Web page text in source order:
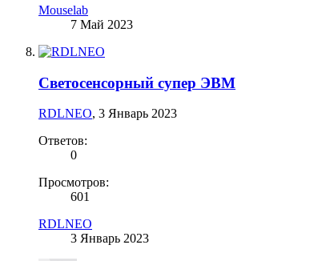
Mouselab
7 Май 2023
Светосенсорный супер ЭВМ
RDLNEO, 3 Январь 2023
Ответов:
0
Просмотров:
601
RDLNEO
3 Январь 2023